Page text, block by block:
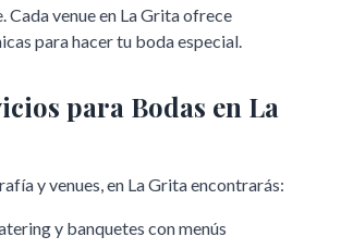
Cada venue en La Gritaofrece
para hacer tu boda especial.
para Bodas en La
y venues, en La Gritaencontrarás:
y banquetes con menús